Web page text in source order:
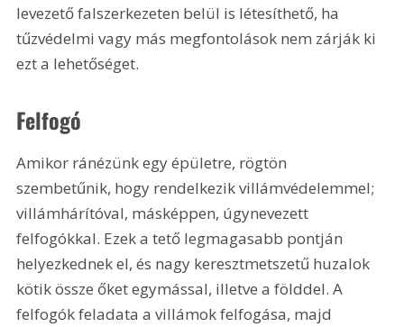
levezető falszerkezeten belül is létesíthető, ha
tűzvédelmi vagy más megfontolások nem zárják ki
ezt a lehetőséget.
Felfogó
Amikor ránézünk egy épületre, rögtön
szembetűnik, hogy rendelkezik villámvédelemmel;
villámhárítóval, másképpen, úgynevezett
felfogókkal. Ezek a tető legmagasabb pontján
helyezkednek el, és nagy keresztmetszetű huzalok
kötik össze őket egymással, illetve a földdel. A
felfogók feladata a villámok felfogása, majd